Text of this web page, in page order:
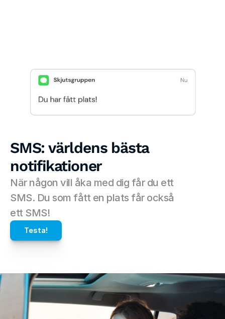
SMS: världens bästa
notifikationer
När någon vill åka med dig får du ett
SMS. Du som fått en plats får också
ett SMS!
Testa!